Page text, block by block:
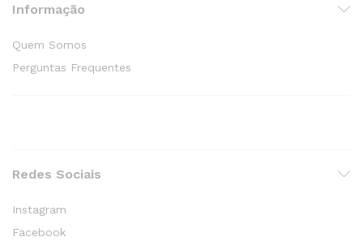
Informação
Quem Somos
Perguntas Frequentes
Redes Sociais
Instagram
Facebook